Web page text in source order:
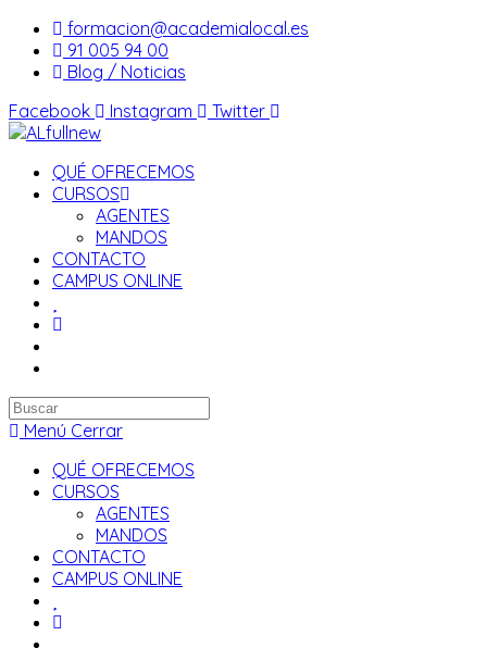
Saltar
contenido
formacion@academialocal.es
91 005 94 00
Blog / Noticias
Facebook
Instagram Twitter
QUÉ OFRECEMOS
CURSOS
AGENTES
MANDOS
CONTACTO
CAMPUS ONLINE
Buscar
en
web
Menú Cerrar
QUÉ OFRECEMOS
CURSOS
AGENTES
MANDOS
CONTACTO
CAMPUS ONLINE